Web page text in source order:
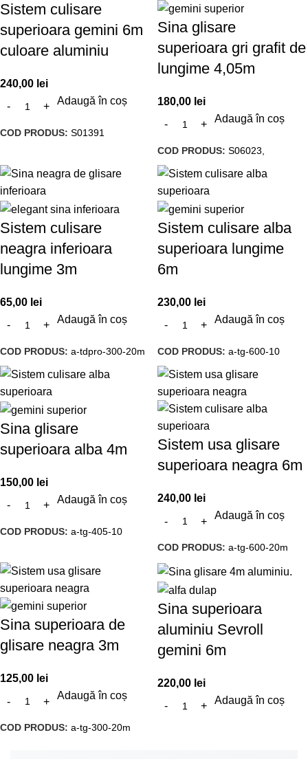
Sistem culisare
superioara gemini 6m
culoare aluminiu
240,00 lei
Adaugă în coș
COD PRODUS: S01391
Sina glisare
superioara gri grafit de
lungime 4,05m
180,00 lei
Adaugă în coș
COD PRODUS: S06023,
Sistem culisare
neagra inferioara
lungime 3m
65,00 lei
Adaugă în coș
COD PRODUS: a-tdpro-300-20m
Sistem culisare alba
superioara lungime
6m
230,00 lei
Adaugă în coș
COD PRODUS: a-tg-600-10
Sina glisare
superioara alba 4m
150,00 lei
Adaugă în coș
COD PRODUS: a-tg-405-10
Sistem usa glisare
superioara neagra 6m
240,00 lei
Adaugă în coș
COD PRODUS: a-tg-600-20m
Sina superioara de
glisare neagra 3m
125,00 lei
Adaugă în coș
COD PRODUS: a-tg-300-20m
Sina superioara
aluminiu Sevroll
gemini 6m
220,00 lei
Adaugă în coș